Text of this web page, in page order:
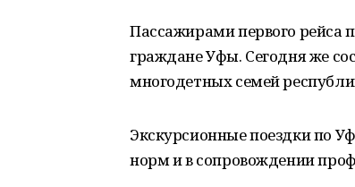
Пассажирами первого рейса
граждане Уфы. Сегодня же
многодетных семей
Экскурсионные поездки по
норм и в сопровождении